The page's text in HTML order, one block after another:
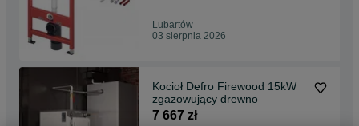
Lubartów
03 sierpnia 2026
Kocioł Defro Firewood 15kW
zgazowujący drewno
7 667 zł